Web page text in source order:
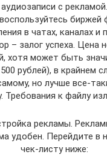
с
биржей
в чатах, каналах и
– залог успеха. Цена
хотя может быть
рублей), в крайнем
но лучше все-
Требования к файлу
рекламы.
удобен. Перейдите в
чек-листу ниже: